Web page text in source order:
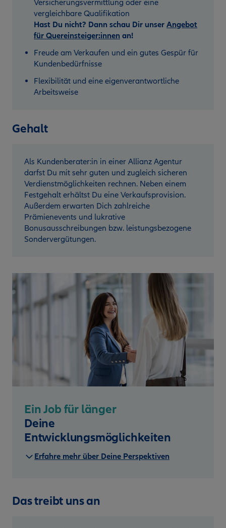
Versicherungsvermittlung oder eine
vergleichbare Qualifikation
Hast Du nicht? Dann schau Dir unserAngebot
für Quereinsteiger:innen an!
Freude am Verkaufen und ein gutes Gespür für
Kundenbedürfnisse
Flexibilität und eine eigenverantwortliche
Arbeitsweise
Gehalt
Als Kundenberater:in in einer Allianz Agentur
darfst Du mit sehr guten und zugleich sicheren
Verdienstmöglichkeiten rechnen. Neben einem
Festgehalt erhältst Du eine Verkaufsprovision.
Außerdem erwarten Dich zahlreiche
Prämienevents und lukrative
Bonusausschreibungen bzw. leistungsbezogene
Sondervergütungen.
Ein Job für länger
Deine
Entwicklungsmöglichkeiten
Erfahre mehr über Deine Perspektiven
Das treibt uns an